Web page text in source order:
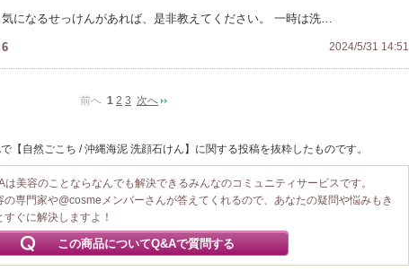
になるせっけんがあれば、是非教えてください。 一時は洗…
6 2024/5/31 14:51
前へ 1 2 3 次へ
【自然ごこち / 沖縄海泥 洗顔石けん】に関する投稿を抜粋したものです。
は美容のことならなんでも解決できるみんなのコミュニティサービスです。
の専門家や@cosmeメンバーさんが答えてくれるので、あなたの疑問や悩みもき
すぐに解決しますよ！
この商品についてQ&Aで質問する